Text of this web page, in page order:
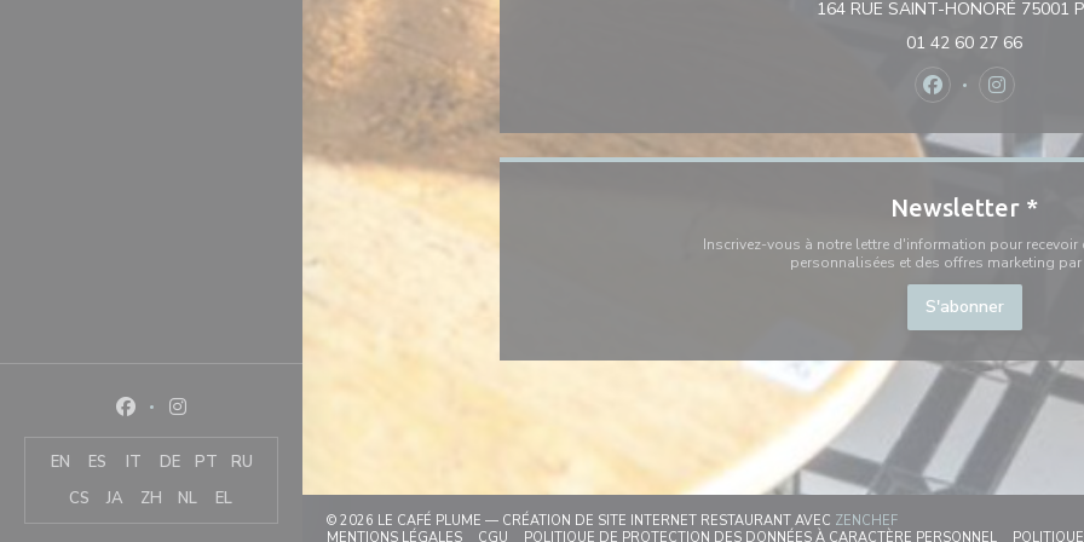
Facebook ((ouvre une nouvelle fenêtre))
Instagram ((ouvre une nouvelle fenêtre))
EN ES IT DE PT
RU
CS
JA ZH NL EL
164 RUE SAINT-HONORÉ 75001
01 42 60 27 66
Facebook ((ouvre
Instagram
Newsletter *
Inscrivez-vous à notre lettre d'information pour
personnalisées et des offres marketing
S'abonner
© 2026 LE CAFÉ PLUME — CRÉATION DE SITE INTERNET RESTAURANT AVEC ZENCHEF((OUVRE UNE NOUVELLE
MENTIONS LÉGALES((OUVRE UNE NOUVELLE FENÊTRE))
CGU ((OUVRE UNE NOUVELLE FENÊTRE))
POLITIQUE DE PROTECTION DES DONNÉES À CARACTÈRE PERSONNEL((OUVRE